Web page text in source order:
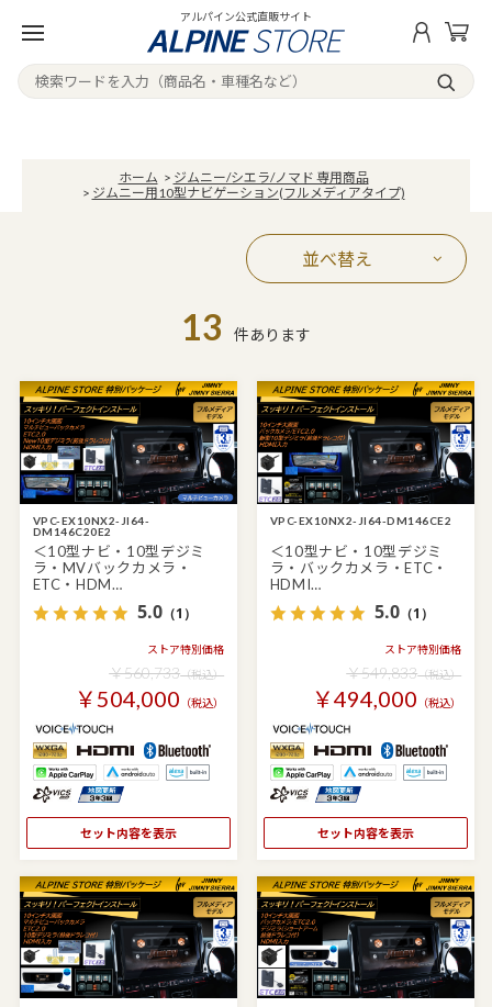
アルパイン公式直販サイト
ホーム > ジムニー/シエラ/ノマド 専用商品
> ジムニー用10型ナビゲーション(フルメディアタイプ)
並べ替え
13 件あります
VPC-EX10NX2-JI64-
DM146C20E2
＜10型ナビ・10型デジミ
ラ・MVバックカメラ・
ETC・HDM…
5.0（1）
ストア特別価格
￥560,733（税込）
￥504,000 （税込）
セット内容を表示
VPC-EX10NX2-JI64-DM146CE2
＜10型ナビ・10型デジミ
ラ・バックカメラ・ETC・
HDMI…
5.0（1）
ストア特別価格
￥549,833（税込）
￥494,000 （税込）
セット内容を表示